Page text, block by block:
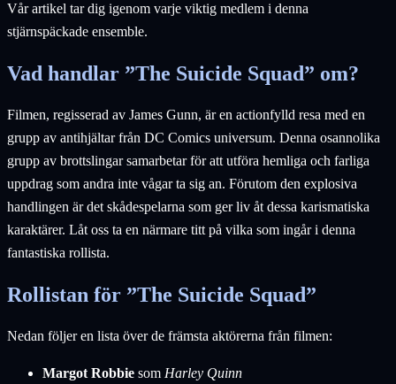
Vår artikel tar dig igenom varje viktig medlem i denna
stjärnspäckade ensemble.
Vad handlar ”The Suicide Squad” om?
Filmen, regisserad av James Gunn, är en actionfylld resa med en
grupp av antihjältar från DC Comics universum. Denna osannolika
grupp av brottslingar samarbetar för att utföra hemliga och farliga
uppdrag som andra inte vågar ta sig an. Förutom den explosiva
handlingen är det skådespelarna som ger liv åt dessa karismatiska
karaktärer. Låt oss ta en närmare titt på vilka som ingår i denna
fantastiska rollista.
Rollistan för ”The Suicide Squad”
Nedan följer en lista över de främsta aktörerna från filmen:
Margot Robbie som Harley Quinn